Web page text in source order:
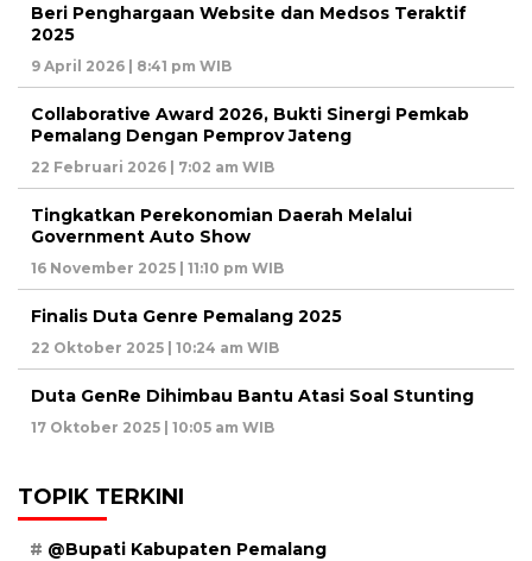
Beri Penghargaan Website dan Medsos Teraktif
2025
9 April 2026 | 8:41 pm WIB
Collaborative Award 2026, Bukti Sinergi Pemkab
Pemalang Dengan Pemprov Jateng
22 Februari 2026 | 7:02 am WIB
Tingkatkan Perekonomian Daerah Melalui
Government Auto Show
16 November 2025 | 11:10 pm WIB
Finalis Duta Genre Pemalang 2025
22 Oktober 2025 | 10:24 am WIB
Duta GenRe Dihimbau Bantu Atasi Soal Stunting
17 Oktober 2025 | 10:05 am WIB
TOPIK TERKINI
@Bupati Kabupaten Pemalang